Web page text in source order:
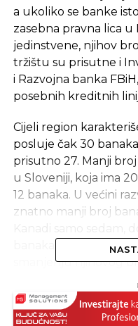
a ukoliko se banke
zasebna pravna lica u
jedinstvene, njihov
tržištu su prisutne i
i Razvojna banka
posebnih kreditnih
Cijeli region
posluje čak 30
prisutno 27. Manji
u Sloveniji, koja ima
12 banaka. U većini
znatno manji broj
banaka, ali tamošnje
smanjenju njihovog
negativnih efekata.